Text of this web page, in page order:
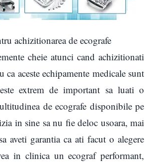
achizitionarea de ecografe
cheie atunci cand achizitionati
ca aceste echipamente medicale sunt
extrem de important sa luati o
de ecografe disponibile pe
in sine sa nu fie deloc usoara, mai
aveti garantia ca ati facut o alegere
in clinica un ecograf performant,